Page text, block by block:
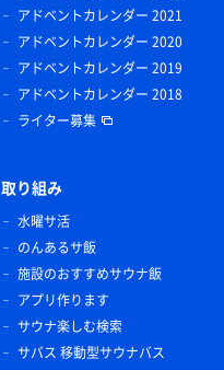
アドベントカレンダー 2021
アドベントカレンダー 2020
アドベントカレンダー 2019
アドベントカレンダー 2018
ライター募集
取り組み
水曜サ活
のんあるサ飯
施設のおすすめサウナ飯
アプリ作ります
サウナ楽しむ検索
サバス 移動型サウナバス